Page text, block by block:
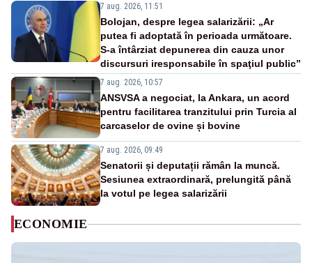
7 aug. 2026, 11:51
Bolojan, despre legea salarizării: „Ar
putea fi adoptată în perioada următoare.
S-a întârziat depunerea din cauza unor
discursuri iresponsabile în spaţiul public”
7 aug. 2026, 10:57
ANSVSA a negociat, la Ankara, un acord
pentru facilitarea tranzitului prin Turcia al
carcaselor de ovine și bovine
7 aug. 2026, 09:49
Senatorii și deputații rămân la muncă.
Sesiunea extraordinară, prelungită până
la votul pe legea salarizării
ECONOMIE